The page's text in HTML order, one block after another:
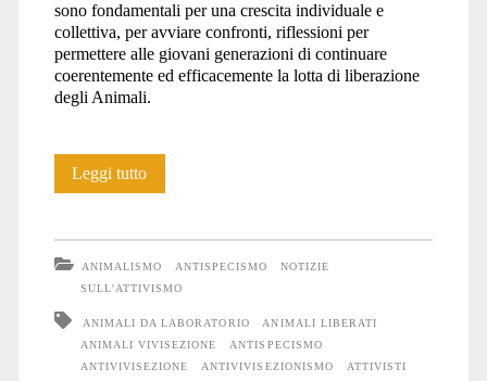
sono fondamentali per una crescita individuale e
collettiva, per avviare confronti, riflessioni per
permettere alle giovani generazioni di continuare
coerentemente ed efficacemente la lotta di liberazione
degli Animali.
Leggi tutto10
avveniva
l’occupazione
di
ANIMALISMO ANTISPECISMO
NOTIZIE
SULL'ATTIVISMO
ANIMALI DA LABORATORIO
ANIMALI LIBERATI
ANIMALI VIVISEZIONE
ANTISPECISMO
ANTIVIVISEZIONE
ANTIVIVISEZIONISMO
ATTIVISTI